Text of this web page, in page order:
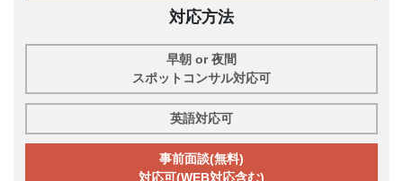
対応方法
早朝 or 夜間
スポットコンサル対応可
英語対応可
事前面談(無料)
対応可(WEB対応含む)